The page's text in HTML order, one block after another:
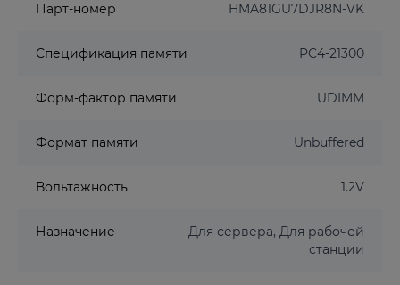
Парт-номер HMA81GU7DJR8N-VK
Спецификация памяти PC4-21300
Форм-фактор памяти UDIMM
Формат памяти Unbuffered
Вольтажность 1.2V
Назначение
Для сервера, Для рабочей
станции